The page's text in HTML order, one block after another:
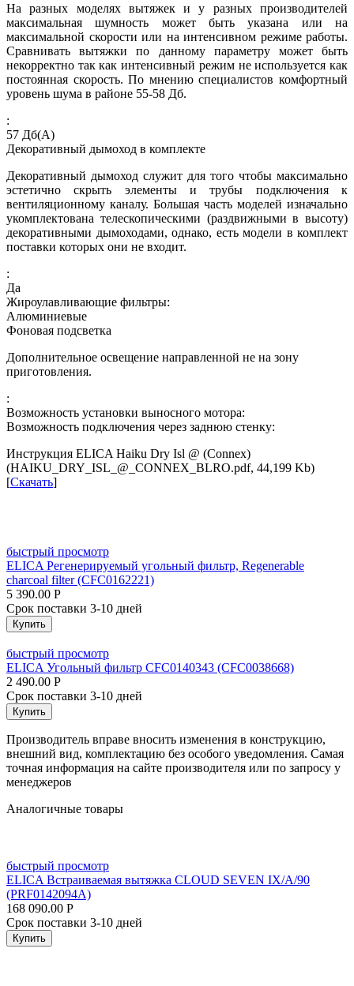
На разных моделях вытяжек и у разных производителей
максимальная шумность может быть указана или на
максимальной скорости или на интенсивном режиме работы.
Сравнивать вытяжки по данному параметру может быть
некорректно так как интенсивный режим не используется как
постоянная скорость. По мнению специалистов комфортный
уровень шума в районе 55-58 Дб.
:
57 Дб(А)
Декоративный дымоход в комплекте
Декоративный дымоход служит для того чтобы максимально
эстетично скрыть элементы и трубы подключения к
вентиляционному каналу. Большая часть моделей изначально
укомплектована телескопическими (раздвижными в высоту)
декоративными дымоходами, однако, есть модели в комплект
поставки которых они не входит.
:
Да
Жироулавливающие фильтры:
Алюминиевые
Фоновая подсветка
Дополнительное освещение направленной не на зону
приготовления.
:
Возможность установки выносного мотора:
Возможность подключения через заднюю стенку:
Инструкция ELICA Haiku Dry Isl @ (Connex)
(HAIKU_DRY_ISL_@_CONNEX_BLRO.pdf, 44,199 Kb)
[Скачать]
быстрый просмотр
ELICA Регенерируемый угольный фильтр, Regenerable
charcoal filter (CFC0162221)
5 390.00 Р
Срок поставки 3-10 дней
Купить
быстрый просмотр
ELICA Угольный фильтр CFC0140343 (CFC0038668)
2 490.00 Р
Срок поставки 3-10 дней
Купить
Производитель вправе вносить изменения в конструкцию,
внешний вид, комплектацию без особого уведомления. Самая
точная информация на сайте производителя или по запросу у
менеджеров
Аналогичные товары
быстрый просмотр
ELICA Встраиваемая вытяжка CLOUD SEVEN IX/A/90
(PRF0142094A)
168 090.00 Р
Срок поставки 3-10 дней
Купить